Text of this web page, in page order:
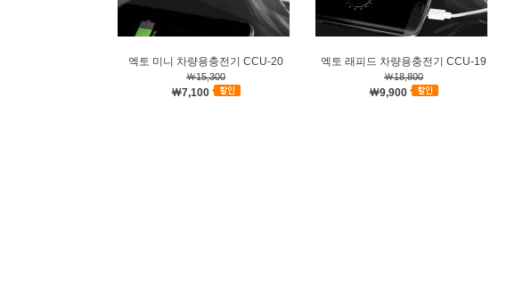
엑토 미니 차량용충전기 CCU-20
￦15,300
￦7,100
엑토 래피드 차량용충전기 CCU-19
￦18,800
￦9,900